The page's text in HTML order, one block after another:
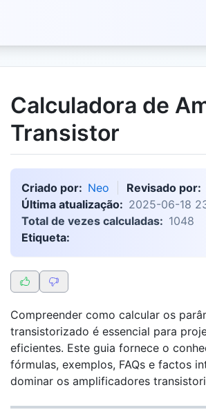
Calculadora de
Transistor
Criado por: Neo Revisado por:
Última atualização: 2025-06-18
Total de vezes calculadas: 1048
Etiqueta:
Compreender como calcular os
transistorizado é essencial para
eficientes. Este guia fornece o
fórmulas, exemplos, FAQs e factos
dominar os amplificadores